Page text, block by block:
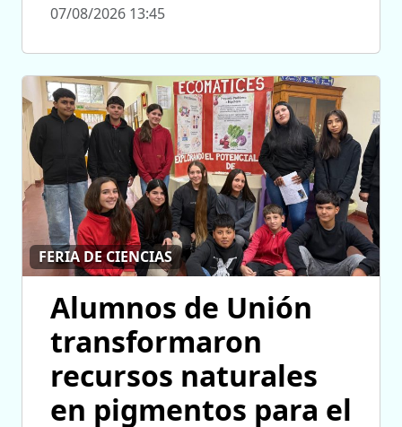
07/08/2026 13:45
FERIA DE CIENCIAS
Alumnos de Unión
transformaron
recursos naturales
en pigmentos para el